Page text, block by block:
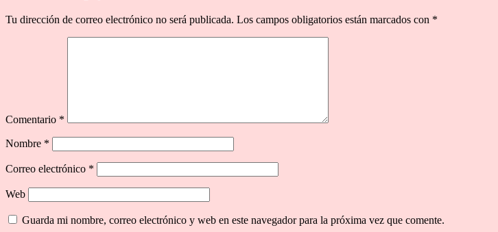
Tu dirección de correo electrónico no será publicada. Los campos obligatorios están marcados con *
Comentario *
Nombre *
Correo electrónico *
Web
Guarda mi nombre, correo electrónico y web en este navegador para la próxima vez que comente.